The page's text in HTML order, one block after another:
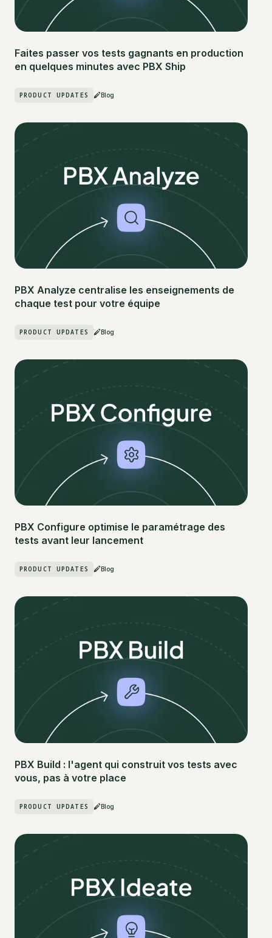
Faites passer vos tests gagnants en production
en quelques minutes avec PBX Ship
PRODUCT UPDATES Blog
PBX Analyze centralise les enseignements de
chaque test pour votre équipe
PRODUCT UPDATES Blog
PBX Configure optimise le paramétrage des
tests avant leur lancement
PRODUCT UPDATES Blog
PBX Build : l'agent qui construit vos tests avec
vous, pas à votre place
PRODUCT UPDATES Blog